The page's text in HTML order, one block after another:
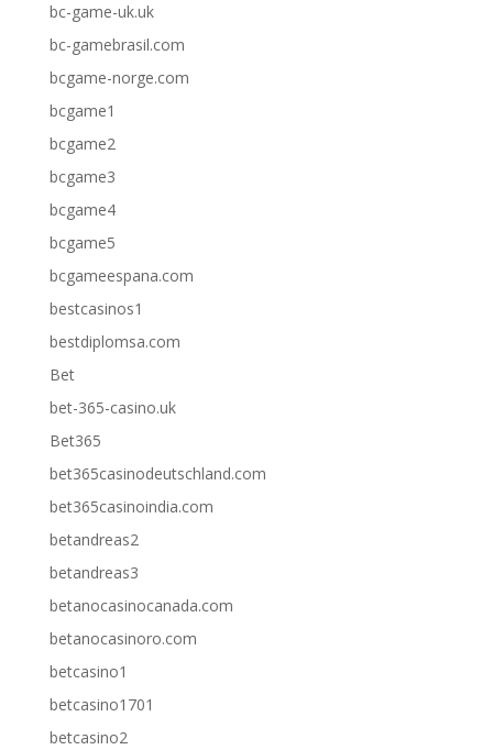
bc-game-uk.uk
bc-gamebrasil.com
bcgame-norge.com
bcgame1
bcgame2
bcgame3
bcgame4
bcgame5
bcgameespana.com
bestcasinos1
bestdiplomsa.com
Bet
bet-365-casino.uk
Bet365
bet365casinodeutschland.com
bet365casinoindia.com
betandreas2
betandreas3
betanocasinocanada.com
betanocasinoro.com
betcasino1
betcasino1701
betcasino2